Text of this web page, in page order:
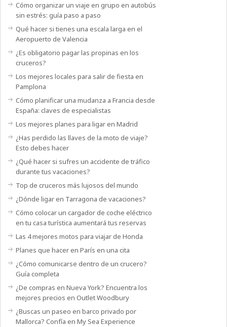
Cómo organizar un viaje en grupo en autobús
sin estrés: guía paso a paso
Qué hacer si tienes una escala larga en el
Aeropuerto de Valencia
¿Es obligatorio pagar las propinas en los
cruceros?
Los mejores locales para salir de fiesta en
Pamplona
Cómo planificar una mudanza a Francia desde
España: claves de especialistas
Los mejores planes para ligar en Madrid
¿Has perdido las llaves de la moto de viaje?
Esto debes hacer
¿Qué hacer si sufres un accidente de tráfico
durante tus vacaciones?
Top de cruceros más lujosos del mundo
¿Dónde ligar en Tarragona de vacaciones?
Cómo colocar un cargador de coche eléctrico
en tu casa turística aumentará tus reservas
Las 4 mejores motos para viajar de Honda
Planes que hacer en París en una cita
¿Cómo comunicarse dentro de un crucero?
Guía completa
¿De compras en Nueva York? Encuentra los
mejores precios en Outlet Woodbury
¿Buscas un paseo en barco privado por
Mallorca? Confía en My Sea Experience